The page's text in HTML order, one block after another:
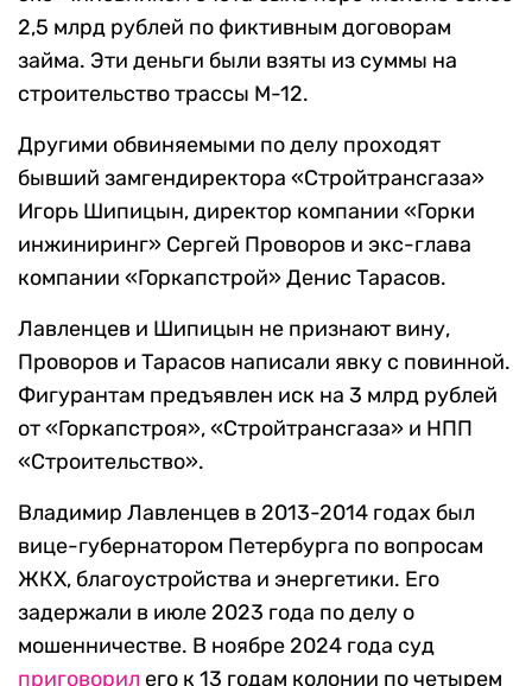
2,5 млрд рублей по фиктивным договорам
займа. Эти деньги были взяты из суммы на
строительство трассы М-12.
Другими обвиняемыми по делу проходят
бывший замгендиректора «Стройтрансгаза»
Игорь Шипицын, директор компании «Горки
инжиниринг» Сергей Проворов и экс-глава
компании «Горкапстрой» Денис Тарасов.
Лавленцев и Шипицын не признают вину,
Проворов и Тарасов написали явку с повинной.
Фигурантам предъявлен иск на 3 млрд рублей
от «Горкапстроя», «Стройтрансгаза» и НПП
«Строительство».
Владимир Лавленцев в 2013-2014 годах был
вице-губернатором Петербурга по вопросам
ЖКХ, благоустройства и энергетики. Его
задержали в июле 2023 года по делу о
мошенничестве. В ноябре 2024 года суд
приговорил его к 13 годам колонии по четырем